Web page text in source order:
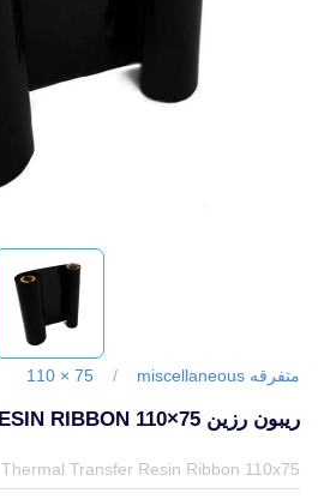
متفرقه miscellaneous /
75 × 110
ریبون رزین RESIN RIBBON 110×75
Thermal Transfer Resin Ribbon 110x75